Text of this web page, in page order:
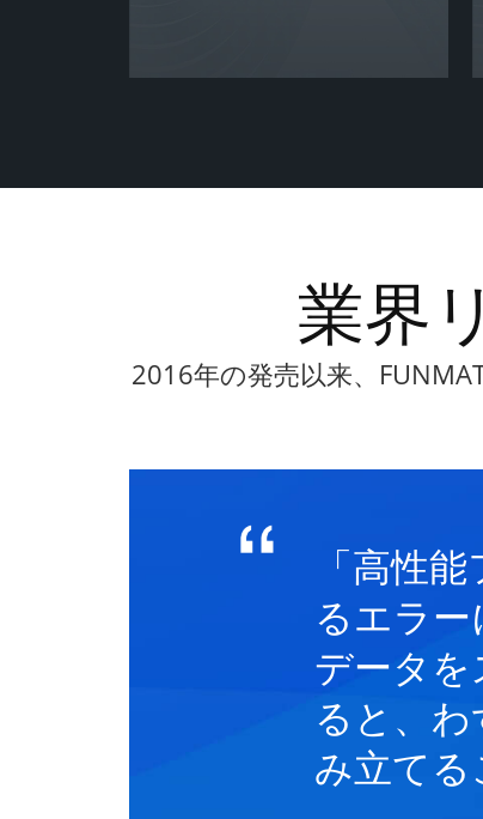
業界
2016年の発売以来、
「高性
るエラ
データを
ると、
み立て